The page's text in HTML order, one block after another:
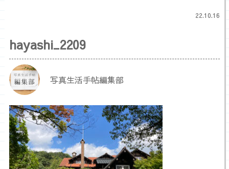
22.10.16
hayashi_2209
写真生活手帖編集部